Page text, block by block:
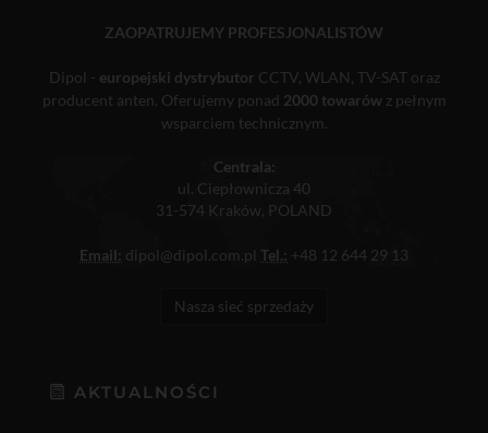
ZAOPATRUJEMY PROFESJONALISTÓW
Dipol - europejski dystrybutor CCTV, WLAN, TV-SAT oraz
producent anten. Oferujemy ponad 2000 towarówz pełnym
wsparciem technicznym.
Centrala:
ul. Ciepłownicza 40
31-574 Kraków, POLAND
Email: dipol@dipol.com.pl Tel.: +48 12 644 29 13
Nasza sieć sprzedaży
AKTUALNOŚCI